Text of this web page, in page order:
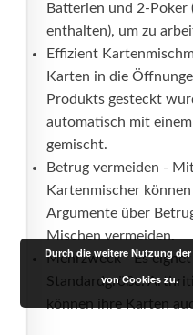
Batterien und 2-Poker
enthalten), um zu
Effizient
Karten in die
Produkts gesteckt
automatisch mit
gemischt.
Betrug vermeiden -
Kartenmischer
Argumente über
Mischen vermeiden.
Mehrzweck - Es
Standardgröße.
können ihre Karten
Durch die weitere Nutzung
von Cookies zu.